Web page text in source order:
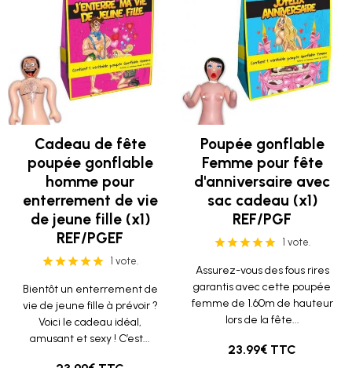
Cadeau de fête
poupée gonflable
homme pour
enterrement de vie
de jeune fille (x1)
REF/PGEF
1 vote.
Bientôt un enterrement de
vie de jeune fille à prévoir ?
Voici le cadeau idéal,
amusant et sexy ! C’est...
Poupée gonflable
Femme pour fête
d'anniversaire avec
sac cadeau (x1)
REF/PGF
1 vote.
Assurez-vous des fous rires
garantis avec cette poupée
femme de 1.60m de hauteur
lors de la fête...
23.99€ TTC